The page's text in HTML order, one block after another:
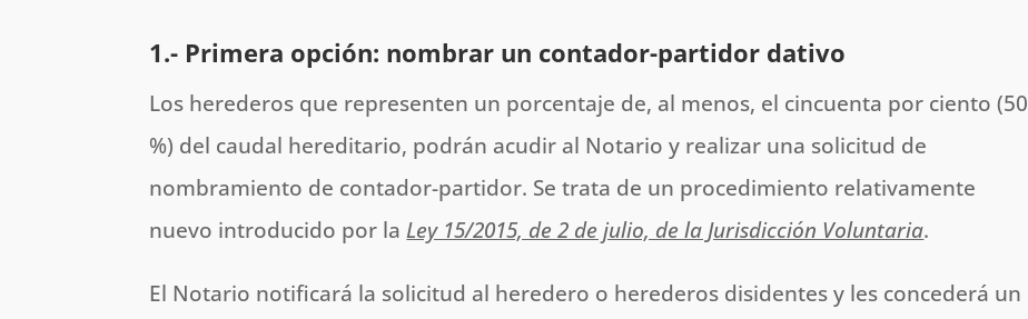
1.- Primera opción: nombrar un contador-partidor dativo
Los herederos que representen un porcentaje de, al menos, el cincuenta por ciento (50
%) del caudal hereditario, podrán acudir al Notario y realizar una solicitud de
nombramiento de contador-partidor. Se trata de un procedimiento relativamente
nuevo introducido por laLey 15/2015, de 2 de julio, de la Jurisdicción Voluntaria.
El Notario notificará la solicitud al heredero o herederos disidentes y les concederá un